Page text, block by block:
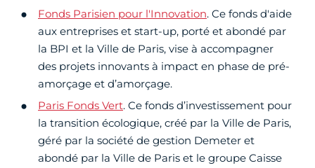
Fonds Parisien pour l'Innovation. Ce fonds d'aide
aux entreprises et start-up, porté et abondé par
la BPI et la Ville de Paris, vise à accompagner
des projets innovants à impact en phase de pré-
amorçage et d’amorçage.
Paris Fonds Vert. Ce fonds d’investissement pour
la transition écologique, créé par la Ville de Paris,
géré par la société de gestion Demeter et
abondé par la Ville de Paris et le groupe Caisse